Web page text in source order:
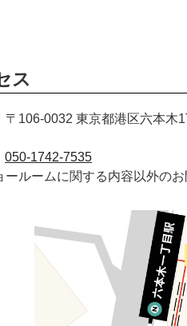
ス
〒106-0032 東京都港区六本木
050-1742-7535
ルームに関する内容以外のお